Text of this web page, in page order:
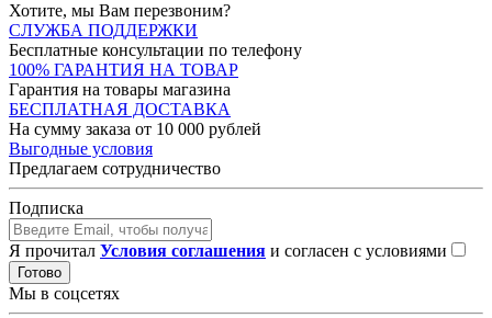
Хотите, мы Вам перезвоним?
СЛУЖБА ПОДДЕРЖКИ
Бесплатные консультации по телефону
100% ГАРАНТИЯ НА ТОВАР
Гарантия на товары магазина
БЕСПЛАТНАЯ ДОСТАВКА
На сумму заказа от 10 000 рублей
Выгодные условия
Предлагаем сотрудничество
Подписка
Я прочитал Условия соглашения и согласен с условиями
Готово
Мы в соцсетях